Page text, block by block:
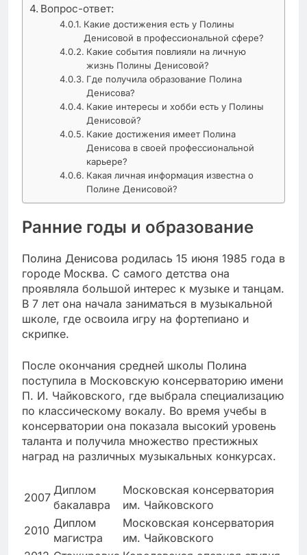
Вопрос-ответ:
Какие достижения есть у Полины
Денисовой в профессиональной сфере?
Какие события повлияли на личную
жизнь Полины Денисовой?
Где получила образование Полина
Денисова?
Какие интересы и хобби есть у Полины
Денисовой?
Какие достижения имеет Полина
Денисова в своей профессиональной
карьере?
Какая личная информация известна о
Полине Денисовой?
Ранние годы и образование
Полина Денисова родилась 15 июня 1985 года в
городе Москва. С самого детства она
проявляла большой интерес к музыке и танцам.
В 7 лет она начала заниматься в музыкальной
школе, где освоила игру на фортепиано и
скрипке.
После окончания средней школы Полина
поступила в Московскую консерваторию имени
П. И. Чайковского, где выбрала специализацию
по классическому вокалу. Во время учебы в
консерватории она показала высокий уровень
таланта и получила множество престижных
наград на различных музыкальных конкурсах.
2007
Диплом
бакалавра
Московская консерватория
им. Чайковского
2010
Диплом
магистра
Московская консерватория
им. Чайковского